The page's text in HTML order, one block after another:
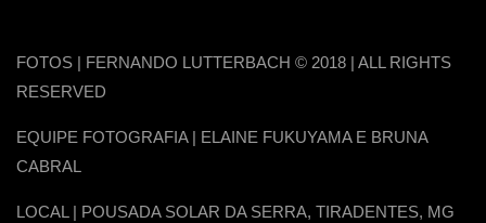
FOTOS | FERNANDO LUTTERBACH © 2018 | ALL RIGHTS
RESERVED
EQUIPE FOTOGRAFIA | ELAINE FUKUYAMA E BRUNA
CABRAL
LOCAL | POUSADA SOLAR DA SERRA, TIRADENTES, MG